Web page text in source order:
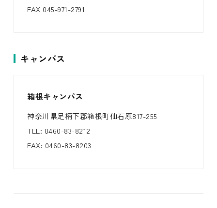
FAX 045-971-2791
キャンパス
箱根キャンパス
神奈川県足柄下郡箱根町仙石原817-255
TEL: 0460-83-8212
FAX: 0460-83-8203